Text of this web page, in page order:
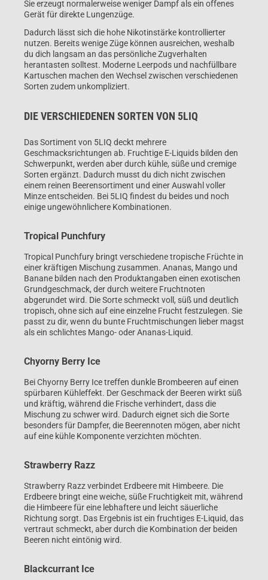
Sie erzeugt normalerweise weniger Dampf als ein offenes
Gerät für direkte Lungenzüge.
Dadurch lässt sich die hohe Nikotinstärke kontrollierter
nutzen. Bereits wenige Züge können ausreichen, weshalb
du dich langsam an das persönliche Zugverhalten
herantasten solltest. Moderne Leerpods und nachfüllbare
Kartuschen machen den Wechsel zwischen verschiedenen
Sorten zudem unkompliziert.
DIE VERSCHIEDENEN SORTEN VON 5LIQ
Das Sortiment von 5LIQ deckt mehrere
Geschmacksrichtungen ab. Fruchtige E-Liquids bilden den
Schwerpunkt, werden aber durch kühle, süße und cremige
Sorten ergänzt. Dadurch musst du dich nicht zwischen
einem reinen Beerensortiment und einer Auswahl voller
Minze entscheiden. Bei 5LIQ findest du beides und noch
einige ungewöhnlichere Kombinationen.
Tropical Punchfury
Tropical Punchfury bringt verschiedene tropische Früchte in
einer kräftigen Mischung zusammen. Ananas, Mango und
Banane bilden nach den Produktangaben einen exotischen
Grundgeschmack, der durch weitere Fruchtnoten
abgerundet wird. Die Sorte schmeckt voll, süß und deutlich
tropisch, ohne sich auf eine einzelne Frucht festzulegen. Sie
passt zu dir, wenn du bunte Fruchtmischungen lieber magst
als ein schlichtes Mango- oder Ananas-Liquid.
Chyorny Berry Ice
Bei Chyorny Berry Ice treffen dunkle Brombeeren auf einen
spürbaren Kühleffekt. Der Geschmack der Beeren wirkt süß
und kräftig, während die Frische verhindert, dass die
Mischung zu schwer wird. Dadurch eignet sich die Sorte
besonders für Dampfer, die Beerennoten mögen, aber nicht
auf eine kühle Komponente verzichten möchten.
Strawberry Razz
Strawberry Razz verbindet Erdbeere mit Himbeere. Die
Erdbeere bringt eine weiche, süße Fruchtigkeit mit, während
die Himbeere für eine lebhaftere und leicht säuerliche
Richtung sorgt. Das Ergebnis ist ein fruchtiges E-Liquid, das
vertraut schmeckt, aber durch die Kombination der beiden
Beeren nicht eintönig wird.
Blackcurrant Ice